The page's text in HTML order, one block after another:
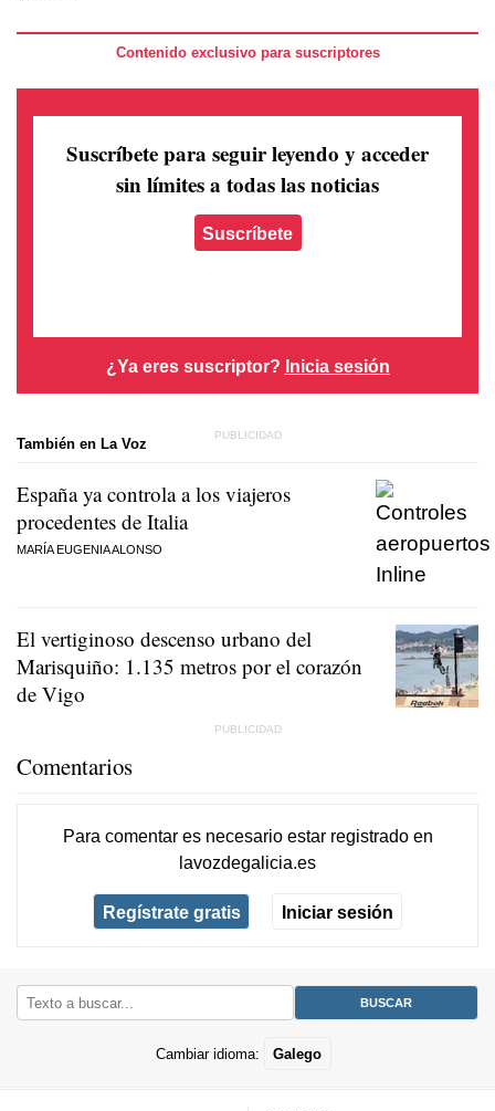
Contenido exclusivo para suscriptores
Suscríbete para seguir leyendo y acceder
sin límites a todas las noticias
Suscríbete
¿Ya eres suscriptor? Inicia sesión
También en La Voz
España ya controla a los viajeros
procedentes de Italia
MARÍA EUGENIA ALONSO
El vertiginoso descenso urbano del
Marisquiño: 1.135 metros por el corazón
de Vigo
Comentarios
Para comentar es necesario estar registradoen
lavozdegalicia.es
Regístrate gratis Iniciar sesión
Cambiar idioma: Galego